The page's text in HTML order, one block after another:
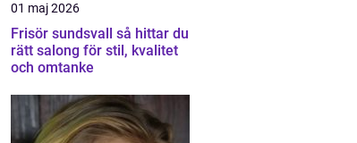
01 maj 2026
Frisör sundsvall så hittar du
rätt salong för stil, kvalitet
och omtanke